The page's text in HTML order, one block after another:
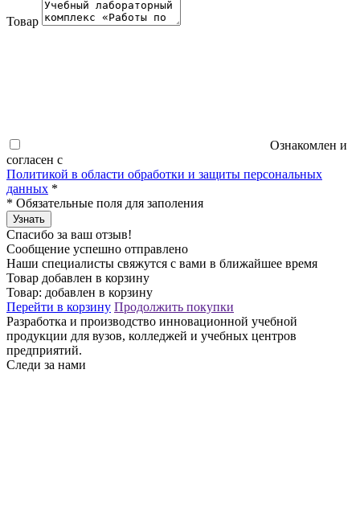
Товар
Ознакомлен и
согласен с
Политикой в области обработки и защиты персональных
данных *
* Обязательные поля для заполения
Узнать
Спасибо за ваш отзыв!
Сообщение успешно отправлено
Наши специалисты свяжутся с вами в ближайшее время
Товар добавлен в корзину
Товар: добавлен в корзину
Перейти в корзину Продолжить покупки
Разработка и производство инновационной учебной
продукции для вузов, колледжей и учебных центров
предприятий.
Следи за нами